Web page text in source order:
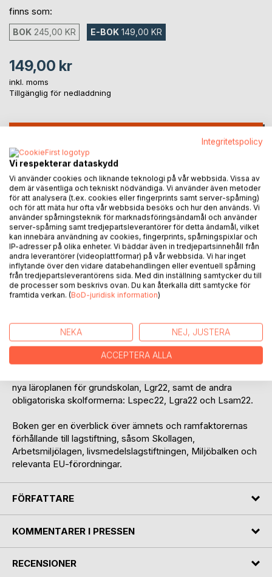
finns som:
BOK 245,00 KR E-BOK 149,00 KR
149,00 kr
inkl. moms
Tillgänglig för nedladdning
Lägg till i kom-ihåglista
Recensera titel
BESKRIVNING
de olika ramfaktorer som påverkar undervisningen och
lärandet i skolämnet hem- och konsumentkunskap. Boken
sammanfattar de ideala materiella och strukturella
ramfaktorer som påverkar hur ämnet lärs ut och hur
nya läroplanen för grundskolan, Lgr22, samt de andra
obligatoriska skolformerna: Lspec22, Lgra22 och Lsam22.
Boken ger en överblick över ämnets och ramfaktorernas
förhållande till lagstiftning, såsom Skollagen,
Arbetsmiljölagen, livsmedelslagstiftningen, Miljöbalken och
relevanta EU-förordningar.
FÖRFATTARE
KOMMENTARER I PRESSEN
RECENSIONER
Integritetspolicy
Vi respekterar dataskydd
Vi använder cookies och liknande teknologi på vår webbsida. Vissa av
dem är väsentliga och tekniskt nödvändiga. Vi använder även metoder
för att analysera (t.ex. cookies eller fingerprints samt server-spårning)
och för att mäta hur ofta vår webbsida besöks och hur den används. Vi
använder spårningsteknik för marknadsföringsändamål och använder
server-spårning samt tredjepartsleverantörer för detta ändamål, vilket
kan innebära användning av cookies, fingerprints, spårningspixlar och
IP-adresser på olika enheter. Vi bäddar även in tredjepartsinnehåll från
andra leverantörer (videoplattformar) på vår webbsida. Vi har inget
inflytande över den vidare databehandlingen eller eventuell spårning
från tredjepartsleverantörens sida. Med din inställning samtycker du till
de processer som beskrivs ovan. Du kan återkalla ditt samtycke för
framtida verkan. (BoD-juridisk information)
NEKA NEJ, JUSTERA
ACCEPTERA ALLA